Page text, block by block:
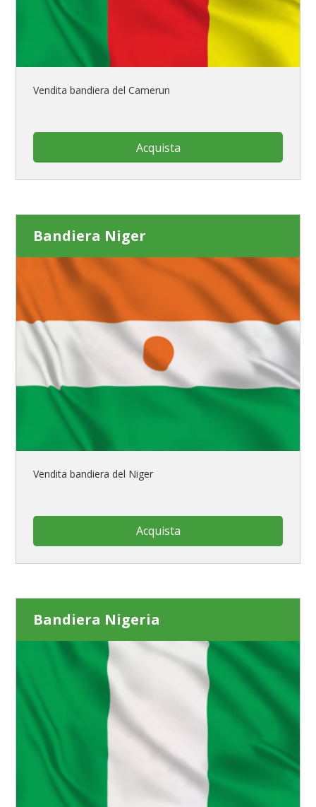
Vendita bandiera del Camerun
Acquista
Bandiera Niger
Vendita bandiera del Niger
Acquista
Bandiera Nigeria